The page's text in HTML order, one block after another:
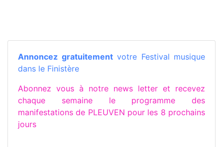
Annoncez gratuitementvotre Festival musique
dans le Finistère
Abonnez vous à notre news letter et recevez
chaque semaine le programme des
manifestations de PLEUVEN pour les 8 prochains
jours